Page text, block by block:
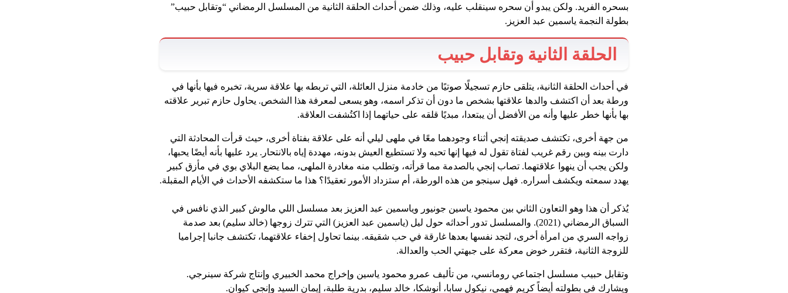
بسحره الفريد. ولكن يبدو أن سحره سينقلب عليه، وذلك ضمن أحداث الحلقة الثانية من المسلسل الرمضاني “وتقابل حبيب”
بطولة النجمة ياسمين عبد العزيز.
الحلقة الثانية وتقابل حبيب
في أحداث الحلقة الثانية، يتلقى حازم تسجيلًا صوتيًا من خادمة منزل العائلة، التي تربطه بها علاقة سرية، تخبره فيها بأنها في
ورطة بعد أن اكتشف والدها علاقتها بشخص ما دون أن تذكر اسمه، وهو يسعى لمعرفة هذا الشخص. يحاول حازم تبرير علاقته
بها بأنها خطر عليها وأنه من الأفضل أن يبتعدا، مبديًا قلقه على حياتهما إذا اكتُشفت العلاقة.
من جهة أخرى، تكتشف صديقته إنجي أثناء وجودهما معًا في ملهى ليلي أنه على علاقة بفتاة أخرى، حيث قرأت المحادثة التي
دارت بينه وبين رقم غريب لفتاة تقول له فيها إنها تحبه ولا تستطيع العيش بدونه، مهددة إياه بالانتحار. يرد عليها بأنه أيضًا يحبها،
ولكن يجب أن ينهوا علاقتهما. تصاب إنجي بالصدمة مما قرأته، وتطلب منه مغادرة الملهى، مما يضع البلاي بوي في مأزق كبير
يهدد سمعته ويكشف أسراره. فهل سينجو من هذه الورطة، أم ستزداد الأمور تعقيدًا؟ هذا ما ستكشفه الأحداث في الأيام المقبلة.
يُذكر أن هذا وهو التعاون الثاني بين محمود ياسين جونيور وياسمين عبد العزيز بعد مسلسل اللي مالوش كبير الذي نافس في
السباق الرمضاني (2021). والمسلسل تدور أحداثه حول ليل (ياسمين عبد العزيز) التي تترك زوجها (خالد سليم) بعد صدمة
زواجه السري من امرأة أخرى، لتجد نفسها بعدها غارقة في حب شقيقه. بينما تحاول إخفاء علاقتهما، تكتشف جانبا إجراميا
للزوجة الثانية، فتقرر خوض معركة على جبهتي الحب والعدالة.
وتقابل حبيب مسلسل اجتماعي رومانسي، من تأليف عمرو محمود ياسين وإخراج محمد الخبيري وإنتاج شركة سينرجي.
ويشارك في بطولته أيضاً كريم فهمي، نيكول سابا، أنوشكا، خالد سليم، بدرية طلبة، إيمان السيد وإنجي كيوان.